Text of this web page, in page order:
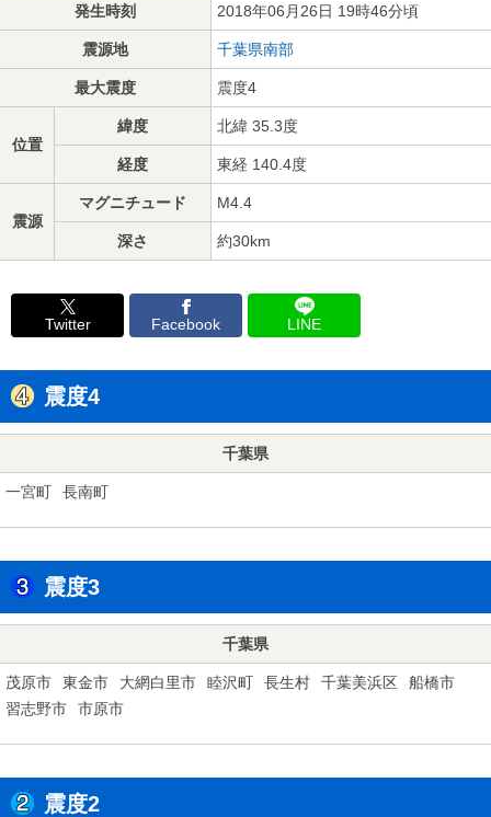
発生時刻 2018年06月26日 19時46分頃
震源地 千葉県南部
最大震度 震度4
位置
緯度 北緯 35.3度
経度 東経 140.4度
震源
マグニチュード M4.4
深さ 約30km
Twitter Facebook LINE
震度4
千葉県
一宮町 長南町
震度3
千葉県
茂原市 東金市 大網白里市 睦沢町 長生村 千葉美浜区
船橋市
習志野市
市原市
震度2